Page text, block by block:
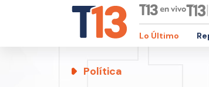
Lo Último
Política